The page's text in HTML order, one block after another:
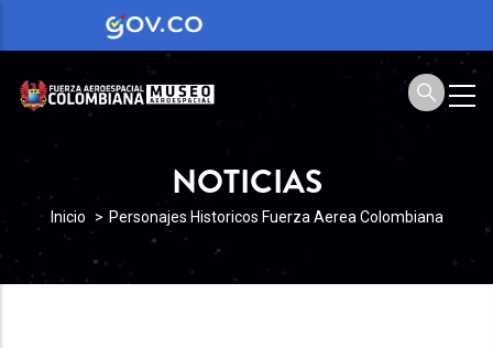
NOTICIAS
SOBRESCRIBIR
ENLACES
DE
Inicio Personajes Historicos Fuerza Aerea Colombiana